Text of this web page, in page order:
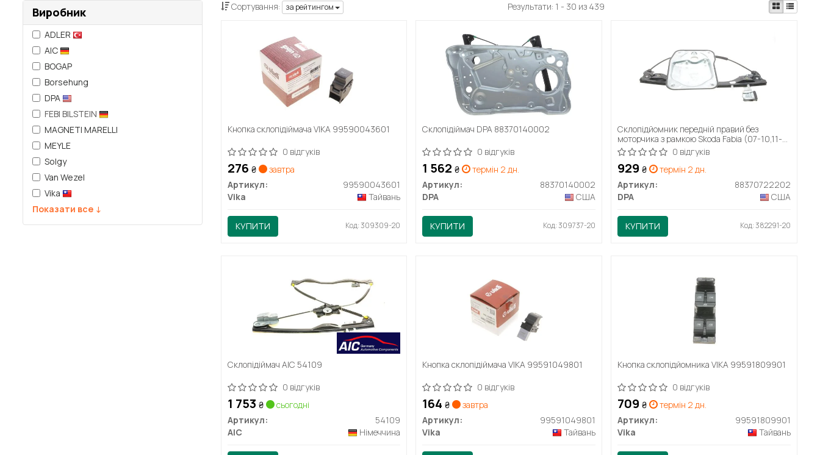
Виробник
ADLER
AIC
BOGAP
Borsehung
DPA
FEBI BILSTEIN
MAGNETI MARELLI
MEYLE
Solgy
Van Wezel
Vika
Показати все ↓
Сортування: за рейтингом Результати: 1 - 30 из 439
Кнопка склопідіймача VIKA 99590043601
0 відгуків
276 ₴
завтра
Артикул:
99590043601
Vika
Тайвань
КУПИТИ Код: 309309-20
Склопідіймач DPA 88370140002
0 відгуків
1 562₴
термін 2 дн.
Артикул:
88370140002
DPA
США
КУПИТИ Код: 309737-20
Склопідйомник передній правий без
моторчика з рамкою Skoda Fabia (07-10,11-
15),Fabia (09-14) (88370722202) DPA
0 відгуків
929₴
термін 2 дн.
Артикул:
88370722202
DPA
США
КУПИТИ Код: 382291-20
Склопідіймач AIC 54109
0 відгуків
1 753 ₴
сьогодні
Артикул:
54109
AIC
Німеччина
Кнопка склопідіймача VIKA 99591049801
0 відгуків
164₴
завтра
Артикул:
99591049801
Vika
Тайвань
Кнопка склопідйомника VIKA 99591809901
0 відгуків
709₴
термін 2 дн.
Артикул:
99591809901
Vika
Тайвань